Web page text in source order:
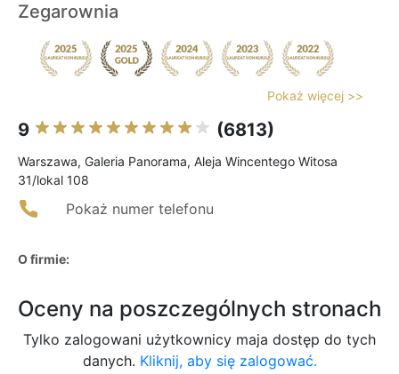
Zegarownia
Pokaż więcej >>
9 (6813)
Warszawa, Galeria Panorama, Aleja Wincentego Witosa
31/lokal 108
Pokaż numer telefonu
O firmie:
Oceny na poszczególnych stronach
Tylko zalogowani użytkownicy maja dostęp do tych
danych. Kliknij, aby się zalogować.